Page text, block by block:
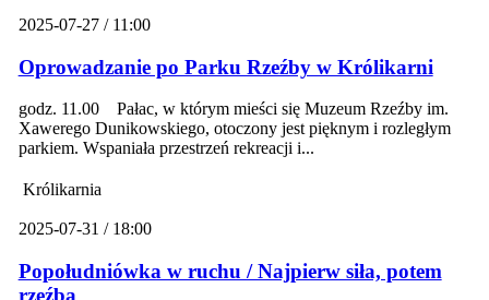
2025-07-27 / 11:00
Oprowadzanie po Parku Rzeźby w Królikarni
godz. 11.00 Pałac, w którym mieści się Muzeum Rzeźby im.
Xawerego Dunikowskiego, otoczony jest pięknym i rozległym
parkiem. Wspaniała przestrzeń rekreacji i...
Królikarnia
2025-07-31 / 18:00
Popołudniówka w ruchu / Najpierw siła, potem
rzeźba